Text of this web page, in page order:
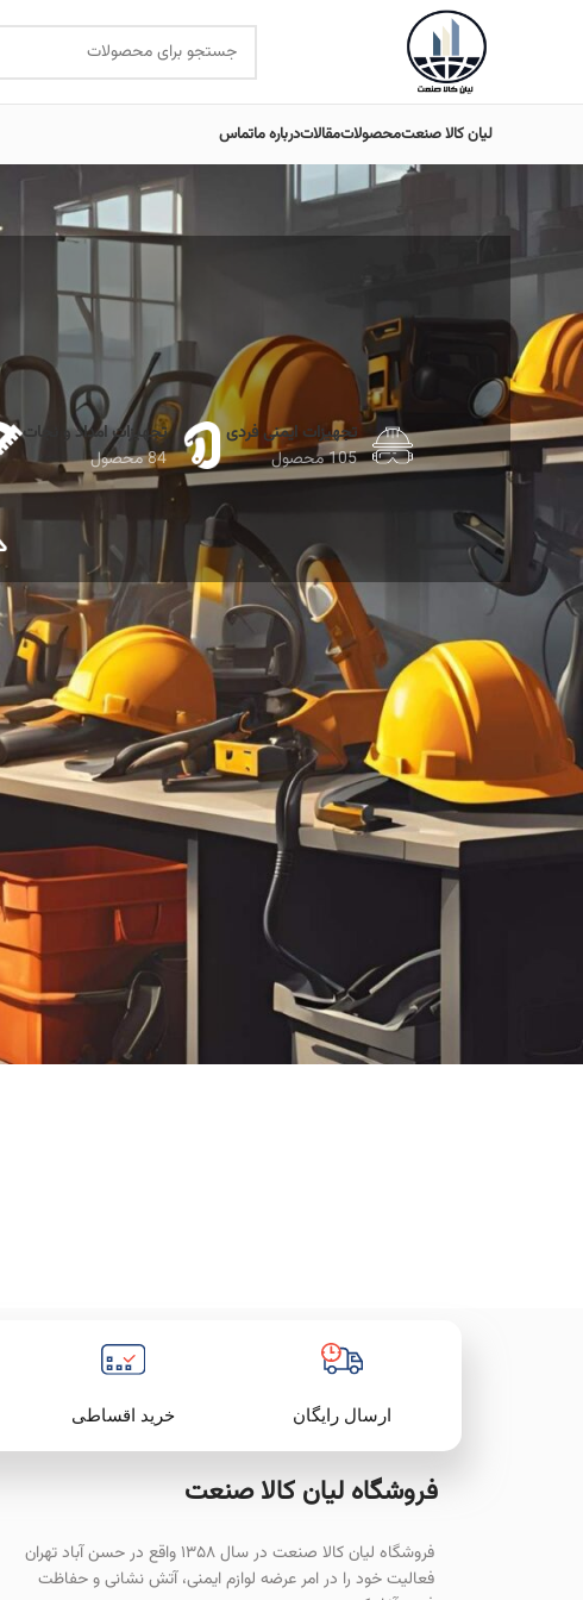
لیان کالا صنعتمحصولاتمقالاتدرباره ماتماس
تجهیزات ایمنی فردی
105 محصول
تجهیزات امداد و نجات
84 محصول
خانه محصولات برچسب خورده “تبدیل نری BS”
ارسال رایگان خرید اقساطی
فروشگاه لیان‌ کالا صنعت
فروشگاه لیان کالا صنعت در سال ۱۳۵۸ واقع در حسن آباد تهران
فعالیت خود را در امر عرضه لوازم ایمنی، آتش نشانی و حفاظت